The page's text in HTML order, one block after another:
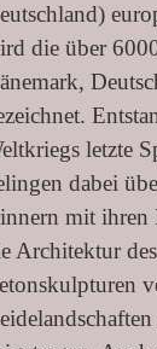
die über
letzte
dabei
mit ihren
Architektur